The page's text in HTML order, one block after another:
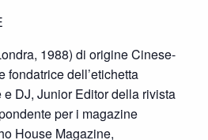
1988) di origine Cinese-
fondatrice dell’etichetta
DJ, Junior Editor della rivista
per i magazine
House Magazine,